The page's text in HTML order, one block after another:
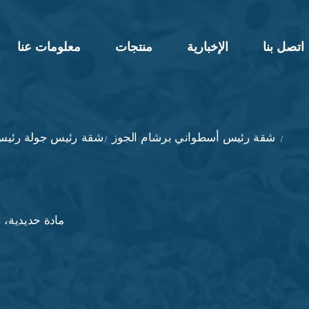
معلومات عنا منتجات الإخبارية اتصل بنا
شقة رئيس جولة / /
مادة